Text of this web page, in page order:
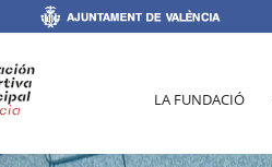
LA FUNDACIÓ